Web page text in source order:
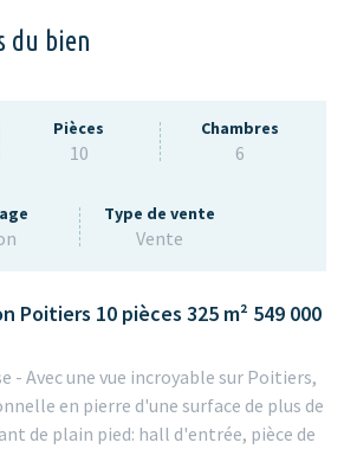
du bien
Pièces
10
Chambres
6
Type de vente
Vente
Poitiers 10 pièces 325 m² 549 000
- Avec une vue incroyable sur Poitiers,
en pierre d'une surface de plus de
de plain pied: hall d'entrée, pièce de